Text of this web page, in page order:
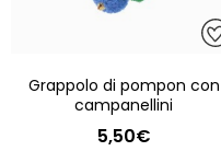
Grappolo di pompon con
campanellini
5,50€